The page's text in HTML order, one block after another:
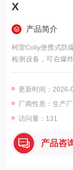
X
产品简介
柯雷Coliy便携式防
检测设备，可在爆
测单元，响应时间
端分析功能，整机
更新时间：2026-
厂商性质：生产
访问量：131
产品咨